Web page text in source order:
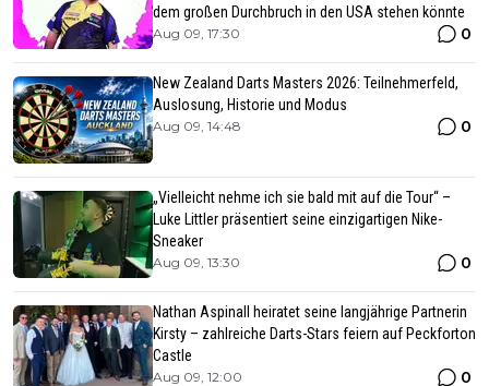
dem großen Durchbruch in den USA stehen könnte
Aug 09, 17:30 0
New Zealand Darts Masters 2026: Teilnehmerfeld,
Auslosung, Historie und Modus
Aug 09, 14:48 0
„Vielleicht nehme ich sie bald mit auf die Tour“ –
Luke Littler präsentiert seine einzigartigen Nike-
Sneaker
Aug 09, 13:30 0
Nathan Aspinall heiratet seine langjährige Partnerin
Kirsty – zahlreiche Darts-Stars feiern auf Peckforton
Castle
Aug 09, 12:00 0